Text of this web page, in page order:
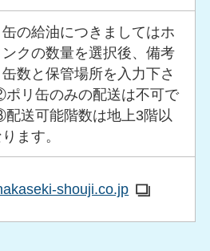
の給油につきましてはホ
クの数量を選択後、備考
数と保管場所を入力下さ
リ缶のみの配送は不可で
送可能階数は地上3階以
ます。
shouji.co.jp